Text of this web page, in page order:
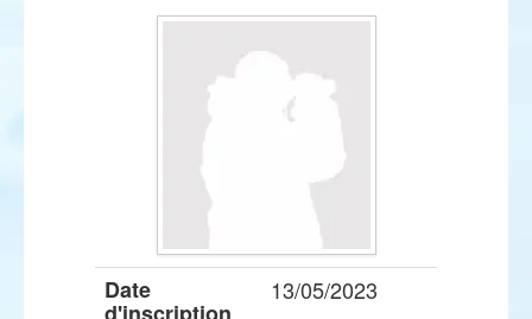
Date 13/05/2023